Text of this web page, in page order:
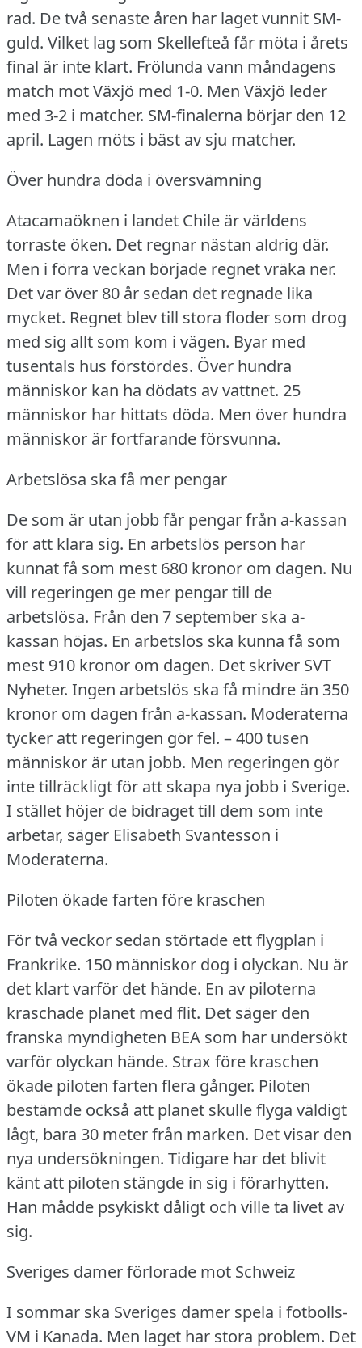
rad. De två senaste åren har laget vunnit SM-
guld. Vilket lag som Skellefteå får möta i årets
final är inte klart. Frölunda vann måndagens
match mot Växjö med 1-0. Men Växjö leder
med 3-2 i matcher. SM-finalerna börjar den 12
april. Lagen möts i bäst av sju matcher.
Över hundra döda i översvämning
Atacamaöknen i landet Chile är världens
torraste öken. Det regnar nästan aldrig där.
Men i förra veckan började regnet vräka ner.
Det var över 80 år sedan det regnade lika
mycket. Regnet blev till stora floder som drog
med sig allt som kom i vägen. Byar med
tusentals hus förstördes. Över hundra
människor kan ha dödats av vattnet. 25
människor har hittats döda. Men över hundra
människor är fortfarande försvunna.
Arbetslösa ska få mer pengar
De som är utan jobb får pengar från a-kassan
för att klara sig. En arbetslös person har
kunnat få som mest 680 kronor om dagen. Nu
vill regeringen ge mer pengar till de
arbetslösa. Från den 7 september ska a-
kassan höjas. En arbetslös ska kunna få som
mest 910 kronor om dagen. Det skriver SVT
Nyheter. Ingen arbetslös ska få mindre än 350
kronor om dagen från a-kassan. Moderaterna
tycker att regeringen gör fel. – 400 tusen
människor är utan jobb. Men regeringen gör
inte tillräckligt för att skapa nya jobb i Sverige.
I stället höjer de bidraget till dem som inte
arbetar, säger Elisabeth Svantesson i
Moderaterna.
Piloten ökade farten före kraschen
För två veckor sedan störtade ett flygplan i
Frankrike. 150 människor dog i olyckan. Nu är
det klart varför det hände. En av piloterna
kraschade planet med flit. Det säger den
franska myndigheten BEA som har undersökt
varför olyckan hände. Strax före kraschen
ökade piloten farten flera gånger. Piloten
bestämde också att planet skulle flyga väldigt
lågt, bara 30 meter från marken. Det visar den
nya undersökningen. Tidigare har det blivit
känt att piloten stängde in sig i förarhytten.
Han mådde psykiskt dåligt och ville ta livet av
sig.
Sveriges damer förlorade mot Schweiz
I sommar ska Sveriges damer spela i fotbolls-
VM i Kanada. Men laget har stora problem. Det